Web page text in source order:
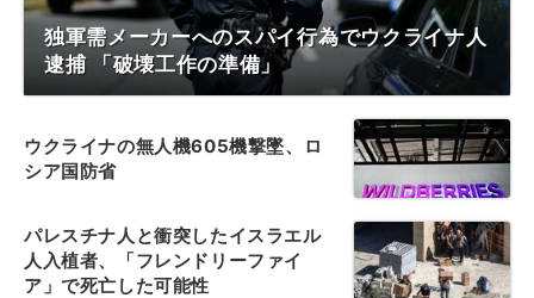
独軍需メーカーへのスパイ行為でウクライナ人
逮捕 「破壊工作の準備」
ウクライナの無人機605機撃墜、ロ
シア国防省
パレスチナ人と衝突したイスラエル
人入植者、「フレンドリーファイ
ア」で死亡した可能性